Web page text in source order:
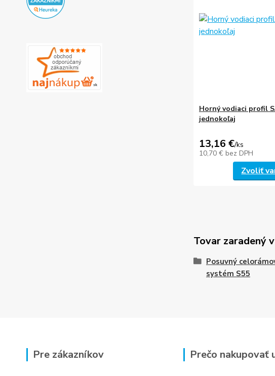
Horný vodiaci profil
jednokoľaj
13,16 €/ks
10,70 € bez DPH
Zvoliť
Tovar zaradený
Posuvný
systém S55
Pre zákazníkov Prečo nakupovať